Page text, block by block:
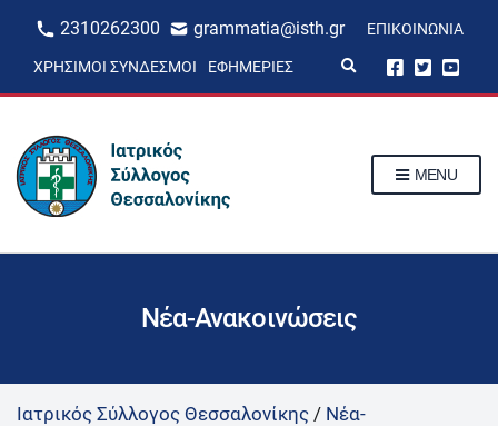
2310262300 grammatia@isth.gr ΕΠΙΚΟΙΝΩΝΊΑ
ΧΡΉΣΙΜΟΙ ΣΎΝΔΕΣΜΟΙ ΕΦΗΜΕΡΊΕΣ
p
m
MENU
Νέα-Ανακοινώσεις
Ιατρικός Σύλλογος Θεσσαλονίκης / Νέα-